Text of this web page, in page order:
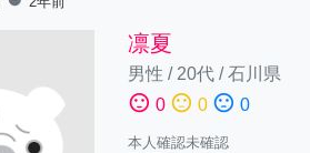
凛夏
男性 / 20代/石川県
sentiment_satisfied 0 sentiment_neutral 0 sentiment_dissatisfied 0
本人確認未確認